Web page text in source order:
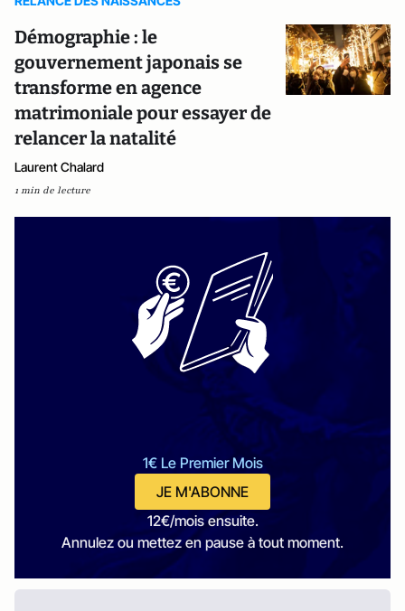
Démographie : le
gouvernement japonais se
transforme en agence
matrimoniale pour essayer de
relancer la natalité
Laurent Chalard
1 min de lecture
1€ Le Premier Mois
JE M'ABONNE
12€/mois ensuite.
Annulez ou mettez en pause à tout moment.